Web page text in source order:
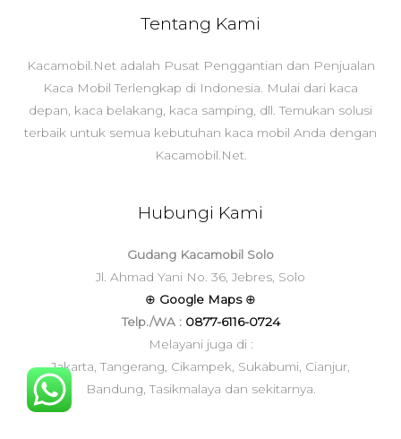
Tentang Kami
Kacamobil.Net adalah Pusat Penggantian dan Penjualan
Kaca Mobil Terlengkap di Indonesia. Mulai dari kaca
depan, kaca belakang, kaca samping, dll. Temukan solusi
terbaik untuk semua kebutuhan kaca mobil Anda dengan
Kacamobil.Net.
Hubungi Kami
Gudang Kacamobil Solo
Jl. Ahmad Yani No. 36, Jebres, Solo
⊕ Google Maps ⊕
Telp./WA : 0877-6116-0724
Melayani juga di :
Jakarta, Tangerang, Cikampek, Sukabumi, Cianjur,
Bandung, Tasikmalaya dan sekitarnya.